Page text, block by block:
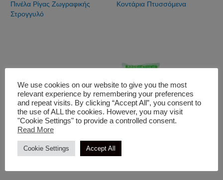
Πινέλα Ρίγας Ζωγραφικής
Στρογγυλό
Κοντάρια Πτυσσόμενα
Πινέλα-Ρολά
Πινέλο Στρογγυλό Λευκό Νάιλον Καλύψεως
We use cookies on our website to give you the most
relevant experience by remembering your preferences
and repeat visits. By clicking “Accept All”, you consent to
the use of ALL the cookies. However, you may visit
"Cookie Settings" to provide a controlled consent.
Read More
Cookie Settings Accept All